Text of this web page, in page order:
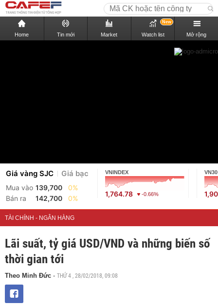
Home Tin mới Market Watch list
New
Mở rộng
Giá vàng SJC Giá bạc
Mua vào 139,700
0%
Bán ra
142,700 0%
VNINDEX
1,764.78 -0.66%
VN30
TÀI CHÍNH - NGÂN HÀNG
Lãi suất, tỷ giá USD/VND và những biến số
thời gian tới
Theo Minh Đức - THỨ 4 , 28/02/2018, 09:08